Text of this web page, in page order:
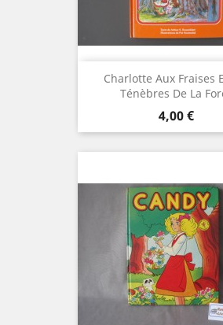
Charlotte Aux Fraises
Ténèbres De La
Prix
4,00 €